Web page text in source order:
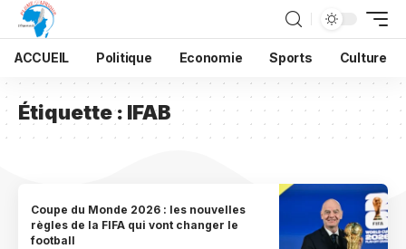
ACCUEIL Politique Economie Sports Culture
Étiquette : IFAB
Coupe du Monde 2026 : les nouvelles
règles de la FIFA qui vont changer le
football